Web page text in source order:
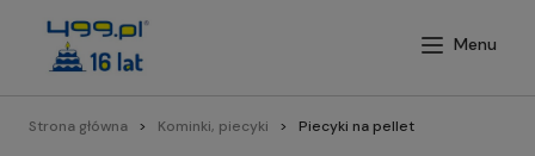
Strona główna Kominki, piecyki Piecyki na pellet